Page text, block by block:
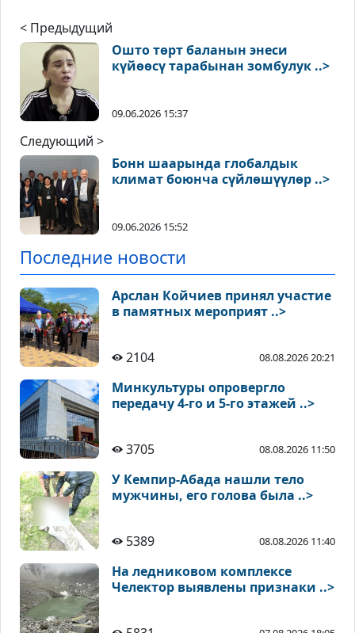
< Предыдущий
Ошто төрт баланын энеси
күйөөсү тарабынан зомбулук ..>
09.06.2026 15:37
Следующий >
Бонн шаарында глобалдык
климат боюнча сүйлөшүүлөр ..>
09.06.2026 15:52
Последние новости
Арслан Койчиев принял участие
в памятных мероприят ..>
2104 08.08.2026 20:21
Минкультуры опровергло
передачу 4-го и 5-го этажей ..>
3705 08.08.2026 11:50
У Кемпир-Абада нашли тело
мужчины, его голова была ..>
5389 08.08.2026 11:40
На ледниковом комплексе
Челектор выявлены признаки ..>